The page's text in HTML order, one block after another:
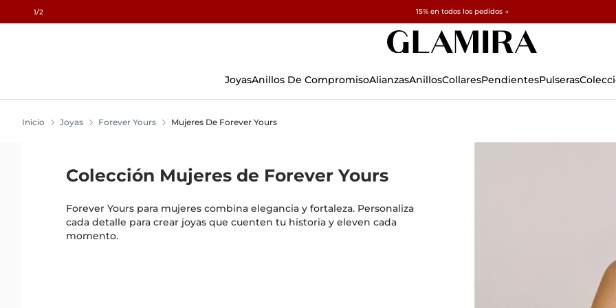
1/2 15% en todos los pedidos →
✓ Devoluciones en 60 días ✓ Redimensionamiento gratuito
JoyasAnillos De CompromisoAlianzasAnillosCollaresPendientesPulseras
Inicio Joyas Forever Yours Mujeres De Forever Yours
Colección Mujeres de Forever Yours
Forever Yours para mujeres combina elegancia y fortaleza. Personaliza
cada detalle para crear joyas que cuenten tu historia y eleven cada
momento.